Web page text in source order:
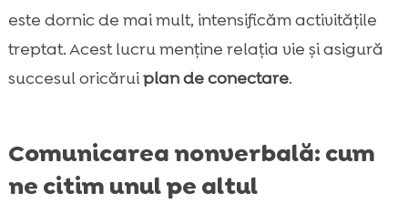
este dornic de mai mult, intensificăm activitățile
treptat. Acest lucru menține relația vie și asigură
succesul oricăruiplan de conectare.
Comunicarea nonverbală: cum
ne citim unul pe altul